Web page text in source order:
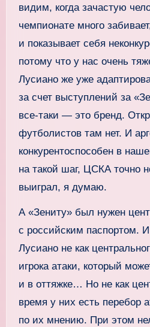
видим, когда зачастую
чемпионате много
и показывает себя
потому что у нас очень
Лусиано же уже
за счет выступлений за
все‑таки — это бренд.
футболистов там нет. И
конкурентоспособен в
на такой шаг, ЦСКА точно
выиграл, я думаю.
А «Зениту» был нужен
с российским паспортом.
Лусиано не как
игрока атаки, который
и в оттяжке… Но не как
время у них есть перебор
по их мнению. При этом